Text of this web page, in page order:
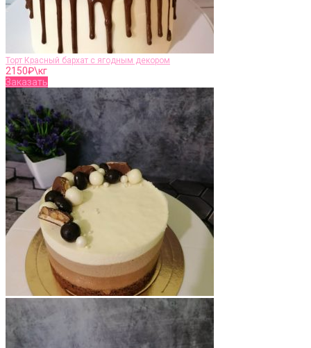
Торт Красный бархат с ягодным декором
2150₽\кг
Заказать